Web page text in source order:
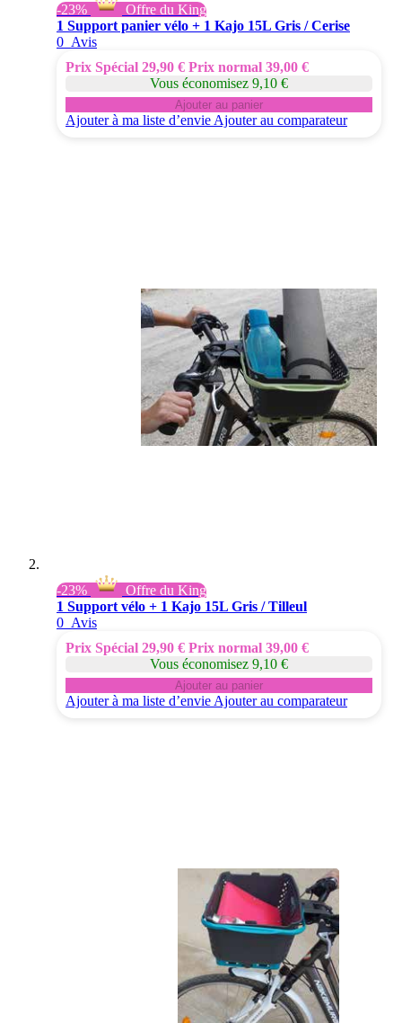
-23%
Offre du King
1 Support panier vélo + 1 Kajo 15L Gris / Cerise
0 Avis
Prix Spécial 29,90 € Prix normal 39,00 €
Vous économisez 9,10 €
Ajouter au panier
Ajouter à ma liste d’envie Ajouter au comparateur
-23%
Offre du King
1 Support vélo + 1 Kajo 15L Gris / Tilleul
0 Avis
Prix Spécial 29,90 € Prix normal 39,00 €
Vous économisez 9,10 €
Ajouter au panier
Ajouter à ma liste d’envie Ajouter au comparateur